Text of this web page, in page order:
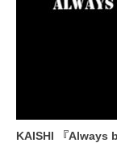
KAISHI 『Always